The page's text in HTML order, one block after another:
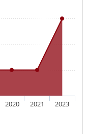
2020 2021 2023